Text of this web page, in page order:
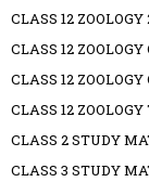
CLASS 12
CLASS 12
CLASS 12
CLASS 12
CLASS 2 STUDY
CLASS 3 STUDY